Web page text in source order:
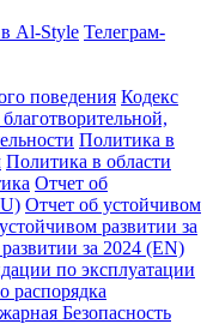
Al-Style Телеграм-
поведения Кодекс
Политика в
Политика в области
Отчет об
Отчет об устойчивом
развитии за
за 2024 (EN)
по эксплуатации
распорядка
Безопасность